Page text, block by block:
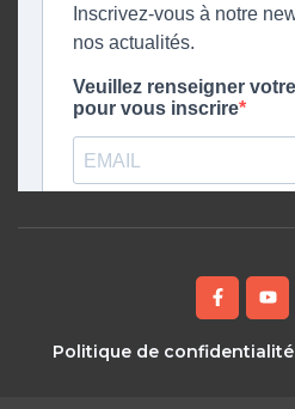
Politique de confidentialité